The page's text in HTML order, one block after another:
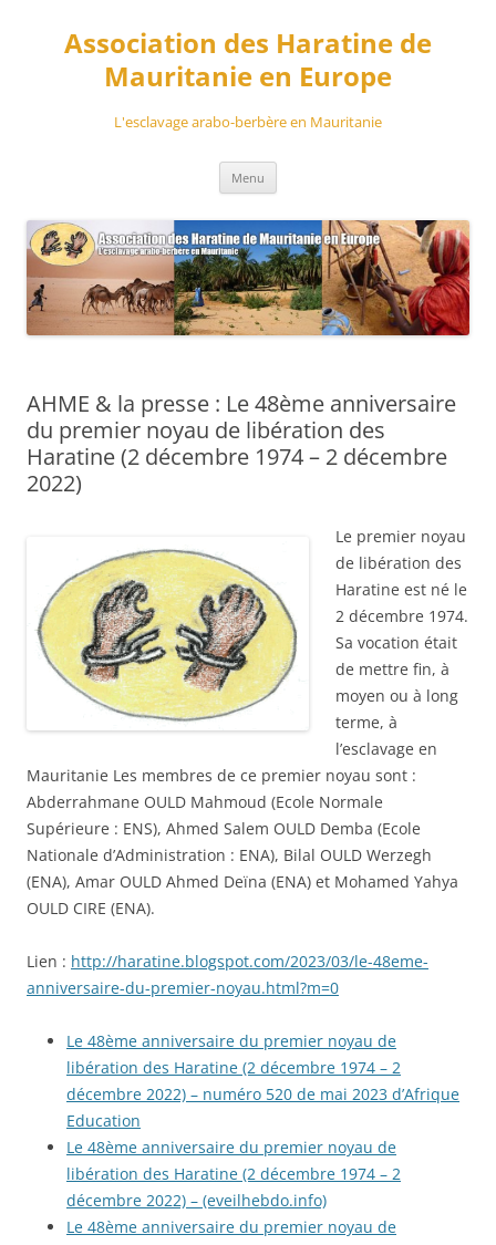
contenuAssociation des Haratine de
Mauritanie en Europe
L'esclavage arabo-berbère en Mauritanie
Menu
AHME & la presse : Le 48ème anniversaire
du premier noyau de libération des
Haratine (2 décembre 1974 – 2 décembre
2022)
Le premier noyau
de libération des
Haratine est né le
2 décembre 1974.
Sa vocation était
de mettre fin, à
moyen ou à long
terme, à
l’esclavage en
Mauritanie Les membres de ce premier noyau sont :
Abderrahmane OULD Mahmoud (Ecole Normale
Supérieure : ENS), Ahmed Salem OULD Demba (Ecole
Nationale d’Administration : ENA), Bilal OULD Werzegh
(ENA), Amar OULD Ahmed Deïna (ENA) et Mohamed Yahya
OULD CIRE (ENA).
Lien : http://haratine.blogspot.com/2023/03/le-48eme-
anniversaire-du-premier-noyau.html?m=0
Le 48ème anniversaire du premier noyau de
libération des Haratine (2 décembre 1974 – 2
décembre 2022) – numéro 520 de mai 2023 d’Afrique
Education
Le 48ème anniversaire du premier noyau de
libération des Haratine (2 décembre 1974 – 2
décembre 2022) – (eveilhebdo.info)
Le 48ème anniversaire du premier noyau de